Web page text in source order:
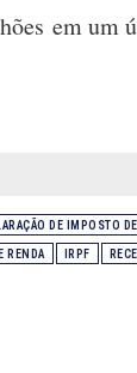
em um
DE IMPOSTO
RENDA IRPF